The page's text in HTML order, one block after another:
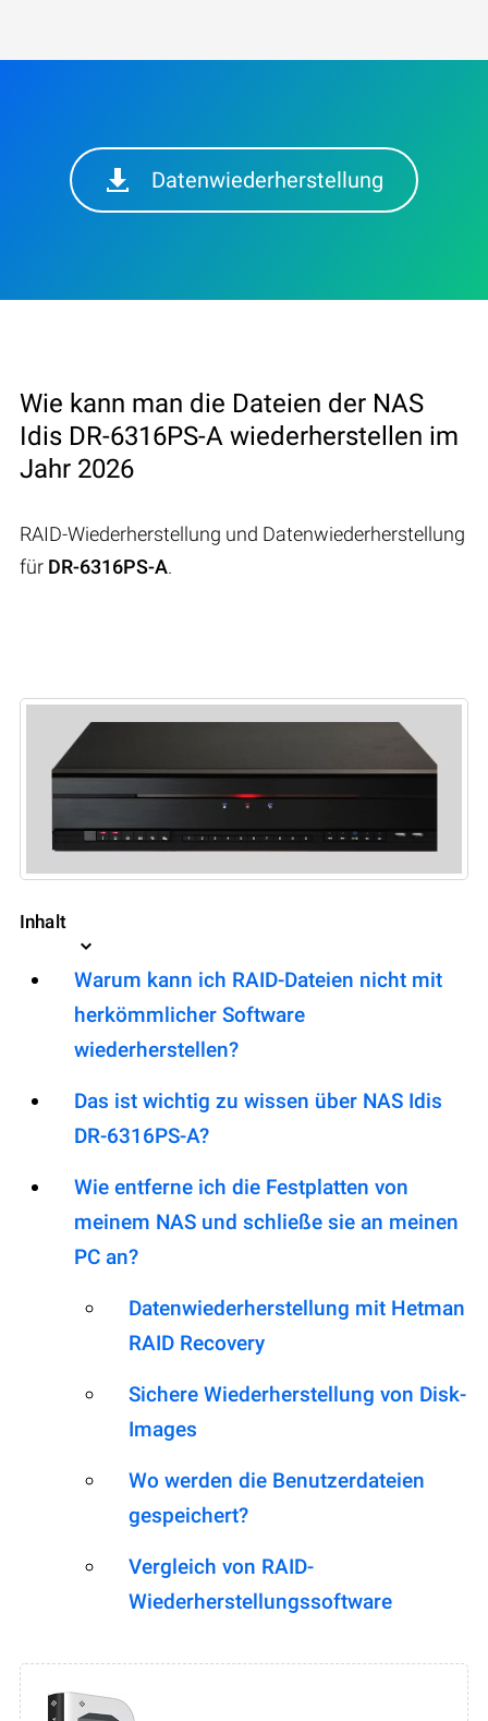
Datenwiederherstellung
Wie kann man die Dateien der NAS
Idis DR-6316PS-A wiederherstellen im
Jahr 2026
RAID-Wiederherstellung und Datenwiederherstellung
für DR-6316PS-A.
Inhalt
Warum kann ich RAID-Dateien nicht mit
herkömmlicher Software
wiederherstellen?
Das ist wichtig zu wissen über NAS Idis
DR-6316PS-A?
Wie entferne ich die Festplatten von
meinem NAS und schließe sie an meinen
PC an?
Datenwiederherstellung mit Hetman
RAID Recovery
Sichere Wiederherstellung von Disk-
Images
Wo werden die Benutzerdateien
gespeichert?
Vergleich von RAID-
Wiederherstellungssoftware